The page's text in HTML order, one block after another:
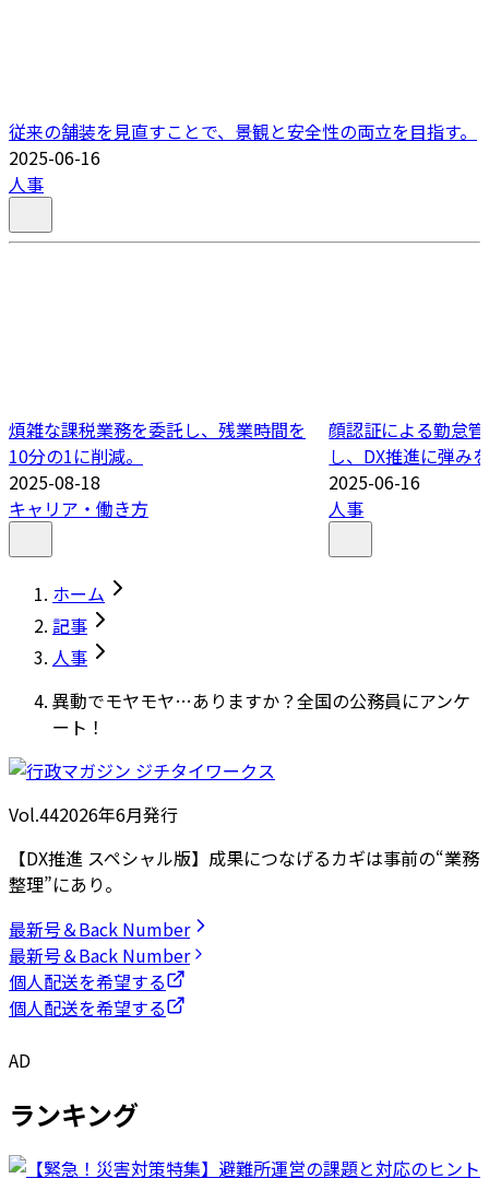
従来の舗装を見直すことで、景観と安全性の両立を目指す。
2025-06-16
人事
煩雑な課税業務を委託し、残業時間を
10分の1に削減。
2025-08-18
キャリア・働き方
顔認証による勤怠
し、DX推進に弾み
2025-06-16
人事
ホーム
記事
人事
異動でモヤモヤ…ありますか？全国の公務員にアンケ
ート！
Vol.442026年6月発行
【DX推進 スペシャル版】成果につなげるカギは事前の“業務
整理”にあり。
最新号＆Back Number
最新号＆Back Number
個人配送を希望する
個人配送を希望する
AD
ランキング